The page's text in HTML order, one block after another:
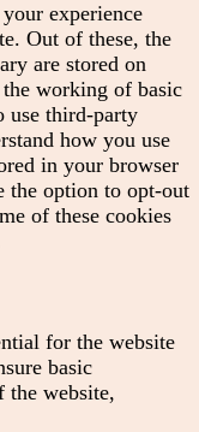
experience
Out of these, the
are stored on
working of basic
use third-party
how you use
in your browser
the option to opt-out
of these cookies
for the website
basic
the website,